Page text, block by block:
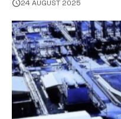
24 AUGUST 2025